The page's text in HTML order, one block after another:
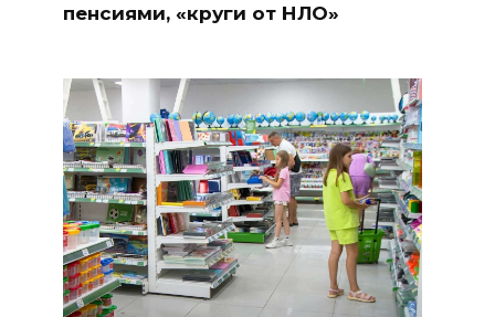
пенсиями, «круги от НЛО»